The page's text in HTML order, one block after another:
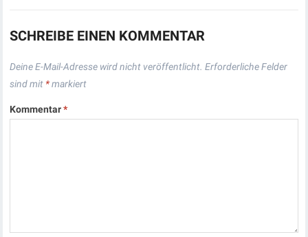
SCHREIBE EINEN KOMMENTAR
Deine E-Mail-Adresse wird nicht veröffentlicht. Erforderliche Felder
sind mit *markiert
Kommentar*